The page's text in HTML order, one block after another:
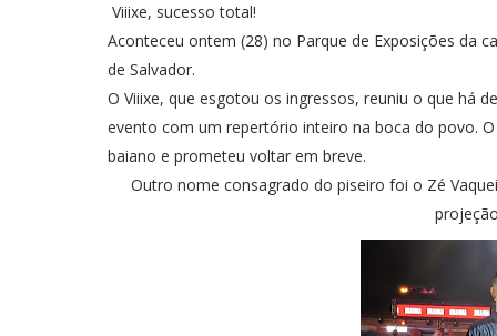
Viiixe, sucesso total!
Aconteceu ontem (28) no Parque de Exposições da
de Salvador.
O Viiixe, que esgotou os ingressos, reuniu o que há
evento com um repertório inteiro na boca do povo.
baiano e prometeu voltar em breve.
Outro nome consagrado do piseiro foi o Zé